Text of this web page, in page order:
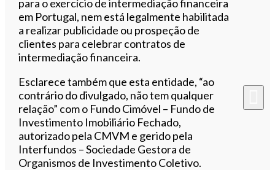
para o exercício de intermediação financeira
em Portugal, nem está legalmente habilitada
a realizar publicidade ou prospeção de
clientes para celebrar contratos de
intermediação financeira.
Esclarece também que esta entidade, “ao
contrário do divulgado, não tem qualquer
relação” com o Fundo Cimóvel – Fundo de
Investimento Imobiliário Fechado,
autorizado pela CMVM e gerido pela
Interfundos – Sociedade Gestora de
Organismos de Investimento Coletivo.